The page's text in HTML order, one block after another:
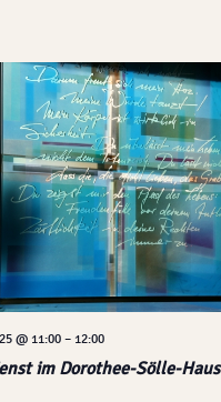
im Dorothee-Sölle-Haus
@ 11:00– 12:00